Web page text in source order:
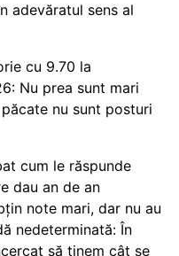
adevăratul sens al
cu 9.70 la
Nu prea sunt mari
nu sunt posturi
cum le răspunde
dau an de an
note mari, dar nu au
nedeterminată: În
să ținem cât se